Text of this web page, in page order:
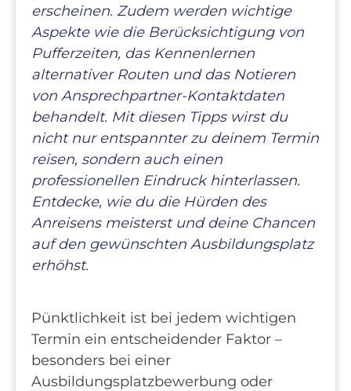
erscheinen. Zudem werden wichtige
Aspekte wie die Berücksichtigung von
Pufferzeiten, das Kennenlernen
alternativer Routen und das Notieren
von Ansprechpartner-Kontaktdaten
behandelt. Mit diesen Tipps wirst du
nicht nur entspannter zu deinem Termin
reisen, sondern auch einen
professionellen Eindruck hinterlassen.
Entdecke, wie du die Hürden des
Anreisens meisterst und deine Chancen
auf den gewünschten Ausbildungsplatz
erhöhst.
Pünktlichkeit ist bei jedem wichtigen
Termin ein entscheidender Faktor –
besonders bei einer
Ausbildungsplatzbewerbung oder